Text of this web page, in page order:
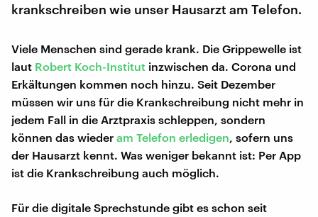
krankschreiben wie unser Hausarzt am Telefon.
Viele Menschen sind gerade krank. Die Grippewelle ist
laut Robert Koch-Institut inzwischen da. Corona und
Erkältungen kommen noch hinzu. Seit Dezember
müssen wir uns für die Krankschreibung nicht mehr in
jedem Fall in die Arztpraxis schleppen, sondern
können das wieder am Telefon erledigen , sofern uns
der Hausarzt kennt. Was weniger bekannt ist: Per App
ist die Krankschreibung auch möglich.
Für die digitale Sprechstunde gibt es schon seit